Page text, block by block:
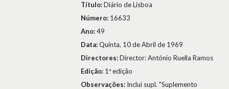
Título:Diário de Lisboa
Número: 16633
Ano:49
Data:Quinta, 10 de Abril de 1969
Directores:Director: António Ruella Ramos
Edição: 1ª edição
Observações: Inclui supl. "Suplemento